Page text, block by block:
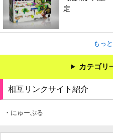
定
もっ
カテゴリ
相互リンクサイト紹介
・にゅーぷる